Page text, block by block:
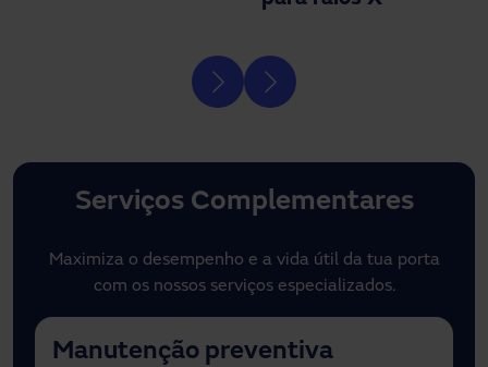
Serviços Complementares
Maximiza o desempenho e a vida útil da tua porta
com os nossos serviços especializados.
Manutenção preventiva